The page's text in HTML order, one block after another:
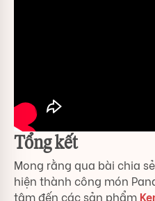
Tổng kết
Mong rằng qua bài chia
hiện thành công món
tâm đến các sản phẩm